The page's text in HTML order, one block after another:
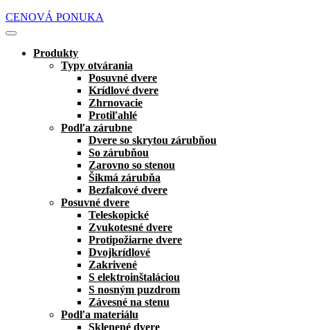
CENOVÁ PONUKA
Produkty
Typy otvárania
Posuvné dvere
Krídlové dvere
Zhrnovacie
Protiľahlé
Podľa zárubne
Dvere so skrytou zárubňou
So zárubňou
Zarovno so stenou
Šikmá zárubňa
Bezfalcové dvere
Posuvné dvere
Teleskopické
Zvukotesné dvere
Protipožiarne dvere
Dvojkrídlové
Zakrivené
S elektroinštaláciou
S nosným puzdrom
Závesné na stenu
Podľa materiálu
Sklenené dvere